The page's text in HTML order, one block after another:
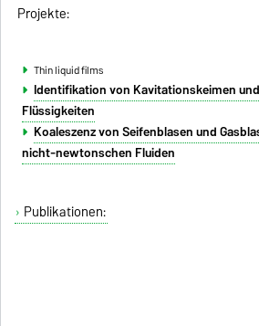
Projekte:
Thin liquid films
Identifikation von Kavitationskeimen
Flüssigkeiten
Koaleszenz von Seifenblasen und
nicht-newtonschen Fluiden
Publikationen: